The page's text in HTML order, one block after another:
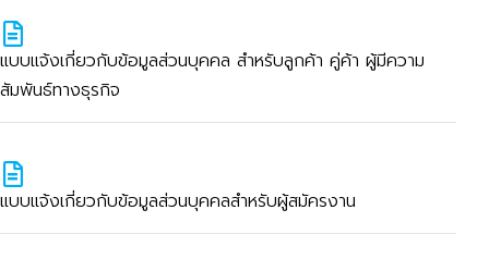
แบบแจ้งเกี่ยวกับข้อมูลส่วนบุคคล สำหรับลูกค้า คู่ค้า ผู้มีความ
สัมพันธ์ทางธุรกิจ
แบบแจ้งเกี่ยวกับข้อมูลส่วนบุคคลสำหรับผู้สมัครงาน